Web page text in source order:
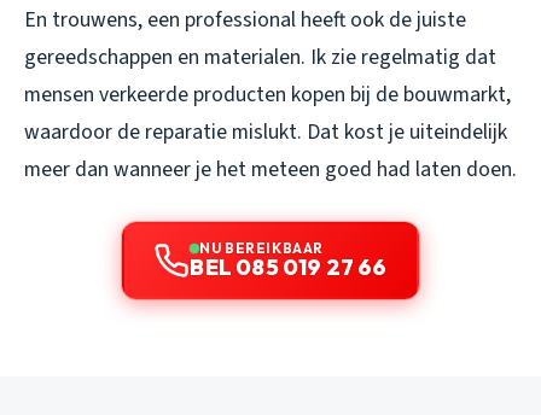
En trouwens, een professional heeft ook de juiste
gereedschappen en materialen. Ik zie regelmatig dat
mensen verkeerde producten kopen bij de bouwmarkt,
waardoor de reparatie mislukt. Dat kost je uiteindelijk
meer dan wanneer je het meteen goed had laten doen.
NU BEREIKBAAR
BEL 085 019 27 66